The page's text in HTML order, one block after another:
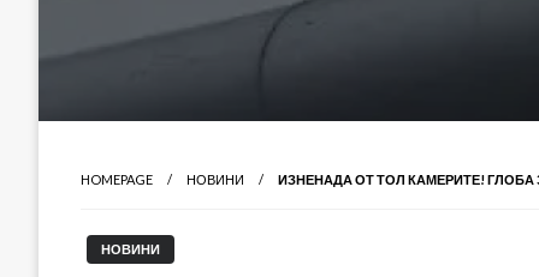
HOMEPAGE НОВИНИ ИЗНЕНАДА ОТ ТОЛ КАМЕРИТЕ!
НОВИНИ